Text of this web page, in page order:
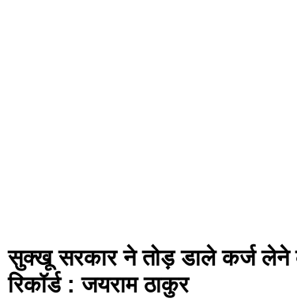
सुक्खू सरकार ने तोड़ डाले कर्ज लेने
रिकॉर्ड : जयराम ठाकुर